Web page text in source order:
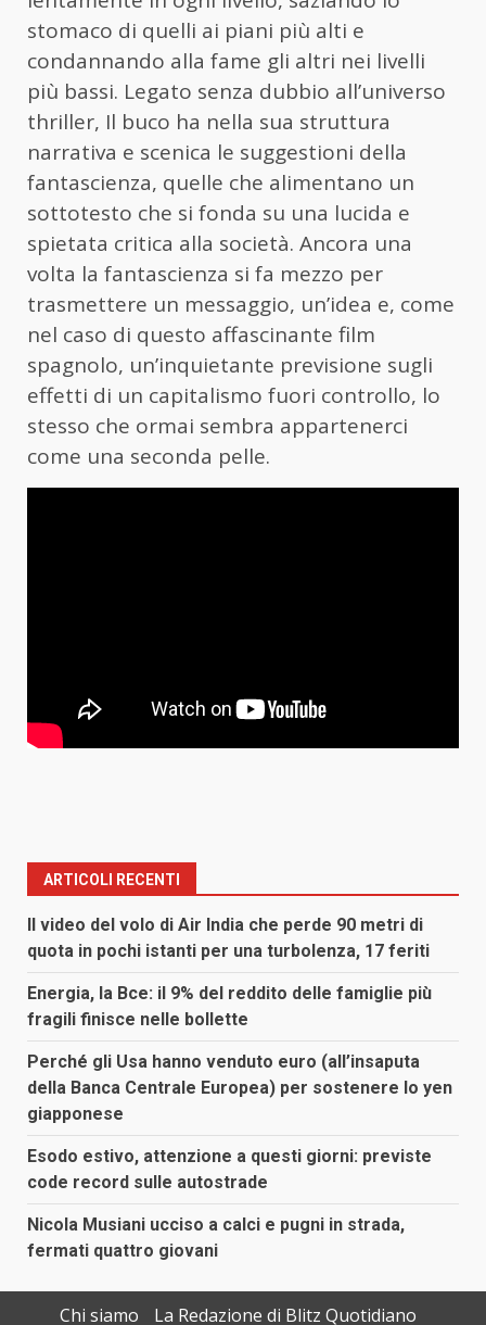
stomaco di quelli ai piani più alti e
condannando alla fame gli altri nei livelli
più bassi. Legato senza dubbio all’universo
thriller, Il buco ha nella sua struttura
narrativa e scenica le suggestioni della
fantascienza, quelle che alimentano un
sottotesto che si fonda su una lucida e
spietata critica alla società. Ancora una
volta la fantascienza si fa mezzo per
trasmettere un messaggio, un’idea e, come
nel caso di questo affascinante film
spagnolo, un’inquietante previsione sugli
effetti di un capitalismo fuori controllo, lo
stesso che ormai sembra appartenerci
come una seconda pelle.
ARTICOLI RECENTI
Il video del volo di Air India che perde 90 metri di
quota in pochi istanti per una turbolenza, 17 feriti
Energia, la Bce: il 9% del reddito delle famiglie più
fragili finisce nelle bollette
Perché gli Usa hanno venduto euro (all’insaputa
della Banca Centrale Europea) per sostenere lo yen
giapponese
Esodo estivo, attenzione a questi giorni: previste
code record sulle autostrade
Nicola Musiani ucciso a calci e pugni in strada,
fermati quattro giovani
Chi siamo La Redazione di Blitz Quotidiano